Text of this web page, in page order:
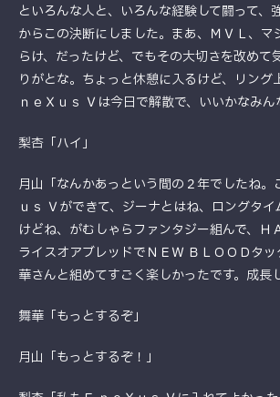
といろんな人と、いろんな経験して闘って、
からこの決断にしました。まあ、ＭＶＬ、マ
らけ、だったけど、でもその大切さを改めて
りがとな。ちょっと休憩に入るけど、リング
ｎｅＸｕｓ Ｖは今日で解散で、いいかなみん
梨杏「ハイ」
月山「なんかあっという間の２年でしたね。
ｕｓ Ｖができて、ジーナとはね、ロングタ
けどね、がむしゃらファンタジー組んで、Ｈ
ライスオアブレッドでＮＥＷ ＢＬＯＯＤタ
華さんと組めてすごく楽しかったです。成長
舞華「もっとするぞ」
月山「もっとするぞ！」